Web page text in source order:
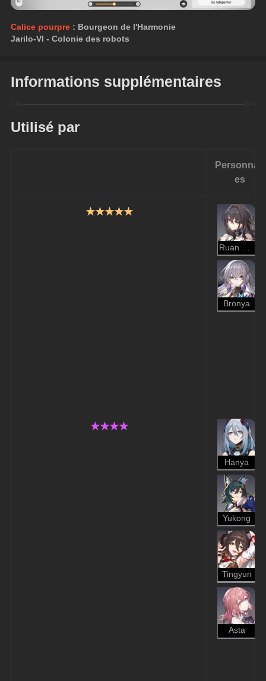
Calice pourpre : Bourgeon de l'Harmonie
Jarilo-VI - Colonie des robots
Informations supplémentaires
Utilisé par
Personnag
es
★★★★★
Bronya
★★★★
Hanya
Yukong
Tingyun
Asta